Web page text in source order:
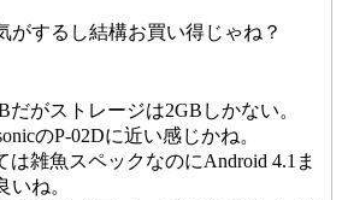
がするし結構お買い得じゃね？
だがストレージは2GBしかない。
のP-02Dに近い感じかね。
は雑魚スペックなのにAndroid 4.1ま
いね。